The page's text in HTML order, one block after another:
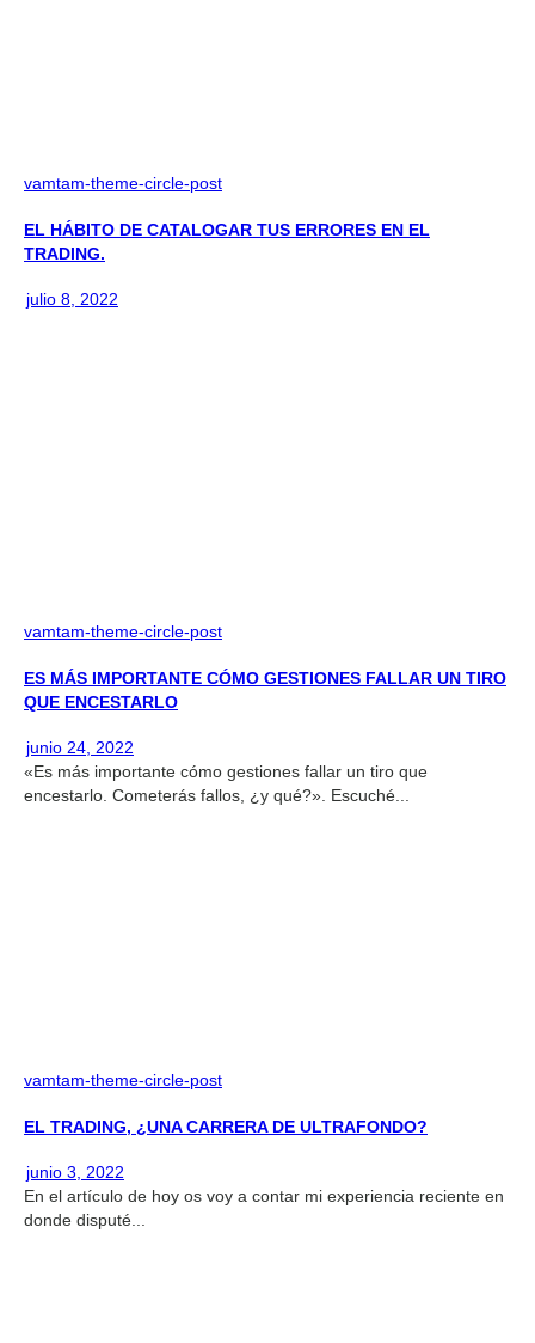
vamtam-theme-circle-post
EL HÁBITO DE CATALOGAR TUS ERRORES EN EL
TRADING.
julio 8, 2022
vamtam-theme-circle-post
ES MÁS IMPORTANTE CÓMO GESTIONES FALLAR UN TIRO
QUE ENCESTARLO
junio 24, 2022
«Es más importante cómo gestiones fallar un tiro que
encestarlo. Cometerás fallos, ¿y qué?». Escuché...
vamtam-theme-circle-post
EL TRADING, ¿UNA CARRERA DE ULTRAFONDO?
junio 3, 2022
En el artículo de hoy os voy a contar mi experiencia reciente en
donde disputé...